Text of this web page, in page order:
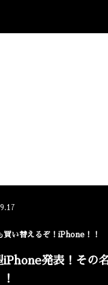
買い替えるぞ！iPhone！！
iPhone発表！その